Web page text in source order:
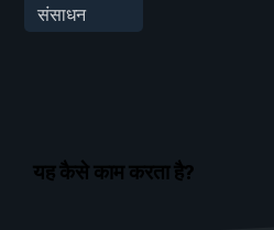
संसाधन
यह कैसे काम करता है?